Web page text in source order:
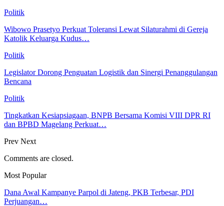
Politik
Wibowo Prasetyo Perkuat Toleransi Lewat Silaturahmi di Gereja
Katolik Keluarga Kudus…
Politik
Legislator Dorong Penguatan Logistik dan Sinergi Penanggulangan
Bencana
Politik
Tingkatkan Kesiapsiagaan, BNPB Bersama Komisi VIII DPR RI
dan BPBD Magelang Perkuat…
Prev Next
Comments are closed.
Most Popular
Dana Awal Kampanye Parpol di Jateng, PKB Terbesar, PDI
Perjuangan…